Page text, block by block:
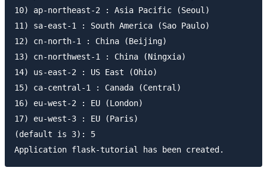
10) ap-northeast-2 : Asia Pacific (Seoul)
11) sa-east-1 : South America (Sao Paulo)
12) cn-north-1 : China (Beijing)
13) cn-northwest-1 : China (Ningxia)
14) us-east-2 : US East (Ohio)
15) ca-central-1 : Canada (Central)
16) eu-west-2 : EU (London)
17) eu-west-3 : EU (Paris)
(default is 3): 5